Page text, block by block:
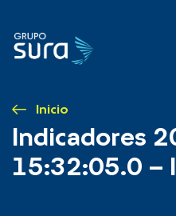
Inicio
Indicadores
15:32:05.0 –